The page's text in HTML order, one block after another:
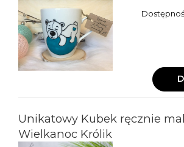
Unikatowy Kubek ręcznie
Wielkanoc Królik